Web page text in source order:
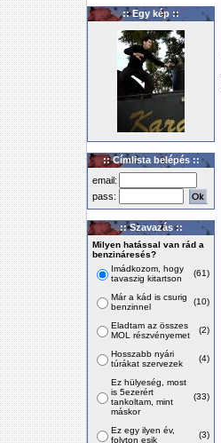
:: Egy kép ::
:: Címlista belépés ::
email:
pass:
:: Szavazás ::
Milyen hatással van rád a
benzináresés?
Imádkozom, hogy
tavaszig kitartson
(61)
Már a kád is csurig
benzinnel
(10)
Eladtam az összes
MOL részvényemet
(2)
Hosszabb nyári
túrákat szervezek
(4)
Ez hülyeség, most
is 5ezerért
tankoltam, mint
máskor
(33)
Ez egy ilyen év,
folyton esik
(3)